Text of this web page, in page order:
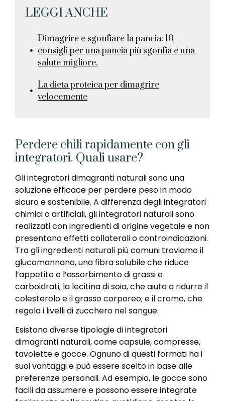
LEGGI ANCHE
Dimagrire e sgonfiare la pancia: 10
consigli per una pancia più sgonfia e una
salute migliore.
La dieta proteica per dimagrire
velocemente
Perdere chili rapidamente con gli
integratori. Quali usare?
Gli integratori dimagranti naturali sono una
soluzione efficace per perdere peso in modo
sicuro e sostenibile. A differenza degli integratori
chimici o artificiali, gli integratori naturali sono
realizzati con ingredienti di origine vegetale e non
presentano effetti collaterali o controindicazioni.
Tra gli ingredienti naturali più comuni troviamo il
glucomannano, una fibra solubile che riduce
l’appetito e l’assorbimento di grassi e
carboidrati; la lecitina di soia, che aiuta a ridurre il
colesterolo e il grasso corporeo; e il cromo, che
regola i livelli di zucchero nel sangue.
Esistono diverse tipologie di integratori
dimagranti naturali, come capsule, compresse,
tavolette e gocce. Ognuno di questi formati ha i
suoi vantaggi e può essere scelto in base alle
preferenze personali. Ad esempio, le gocce sono
facili da assumere e possono essere integrate